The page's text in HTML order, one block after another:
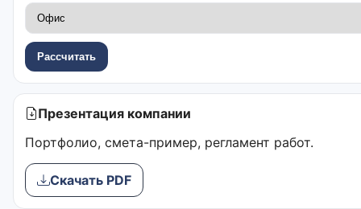
Рассчитать
Презентация компании
Портфолио, смета-пример, регламент работ.
Скачать PDF